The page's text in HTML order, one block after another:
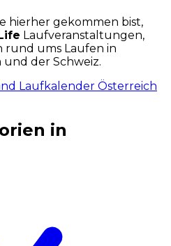
hierher gekommen bist,
Laufveranstaltungen,
rund ums Laufen in
der Schweiz.
Laufkalender Österreich
in